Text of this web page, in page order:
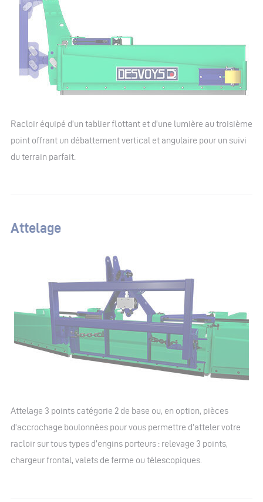
Racloir équipé d’un tablier flottant et d’une lumière au troisième
point offrant un débattement vertical et angulaire pour un suivi
du terrain parfait.
Attelage
Attelage 3 points catégorie 2 de base ou, en option, pièces
d’accrochage boulonnées pour vous permettre d’atteler votre
racloir sur tous types d’engins porteurs : relevage 3 points,
chargeur frontal, valets de ferme ou télescopiques.